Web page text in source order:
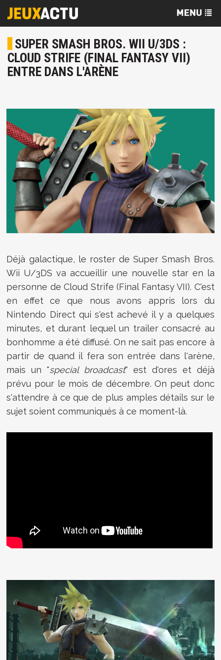
SUPER SMASH BROS. WII U/3DS :
CLOUD STRIFE (FINAL FANTASY VII)
ENTRE DANS L'ARÈNE
Déjà galactique, le roster de Super Smash Bros.
Wii U/3DS va accueillir une nouvelle star en la
personne de Cloud Strife (Final Fantasy VII). C'est
en effet ce que nous avons appris lors du
Nintendo Direct qui s'est achevé il y a quelques
minutes, et durant lequel un trailer consacré au
bonhomme a été diffusé. On ne sait pas encore à
partir de quand il fera son entrée dans l'arène,
mais un "special broadcast" est d'ores et déjà
prévu pour le mois de décembre. On peut donc
s'attendre à ce que de plus amples détails sur le
sujet soient communiqués à ce moment-là.